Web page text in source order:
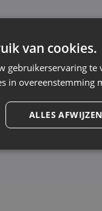
en blijf op de
aanbiedingen
- zonder
van cookies.
gebruikerservaring
in overeenstemming
ALLES AFWIJZEN